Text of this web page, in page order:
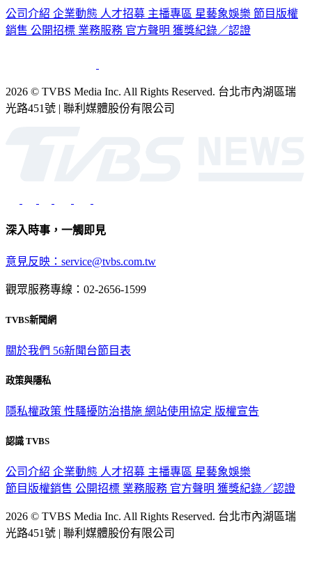
公司介紹 企業動態 人才招募 主播專區 星藝象娛樂 節目版權
銷售 公開招標 業務服務 官方聲明 獲獎紀錄／認證
2026 © TVBS Media Inc. All Rights Reserved. 台北市內湖區瑞
光路451號 | 聯利媒體股份有限公司
深入時事，一觸即見
意見反映：service@tvbs.com.tw
觀眾服務專線：02-2656-1599
TVBS新聞網
關於我們 56新聞台節目表
政策與隱私
隱私權政策 性騷擾防治措施 網站使用協定 版權宣告
認識 TVBS
公司介紹 企業動態 人才招募 主播專區 星藝象娛樂
節目版權銷售 公開招標 業務服務 官方聲明 獲獎紀錄／認證
2026 © TVBS Media Inc. All Rights Reserved. 台北市內湖區瑞
光路451號 | 聯利媒體股份有限公司